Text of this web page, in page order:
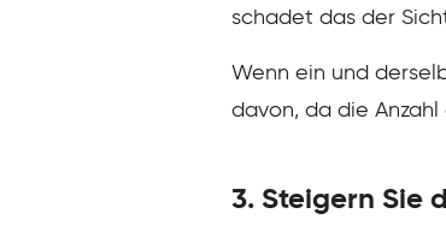
schadet das der
Wenn ein und
davon, da die
3. Steigern Sie